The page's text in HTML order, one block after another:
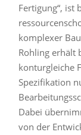
Fertigung“, ist
komplexer
Rohling erhält
konturgleiche
Spezifikation
Dabei
von der